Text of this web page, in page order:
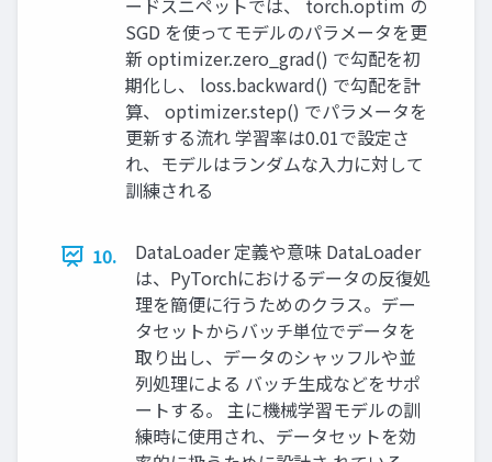
ードスニペットでは、 torch.optim の
SGD を使ってモデルのパラメータを更
新 optimizer.zero_grad() で勾配を初
期化し、 loss.backward() で勾配を計
算、 optimizer.step() でパラメータを
更新する流れ 学習率は0.01で設定さ
れ、モデルはランダムな入力に対して
訓練される
10.
DataLoader 定義や意味 DataLoader
は、PyTorchにおけるデータの反復処
理を簡便に行うためのクラス。デー
タセットからバッチ単位でデータを
取り出し、データのシャッフルや並
列処理による バッチ生成などをサポ
ートする。 主に機械学習モデルの訓
練時に使用され、データセットを効